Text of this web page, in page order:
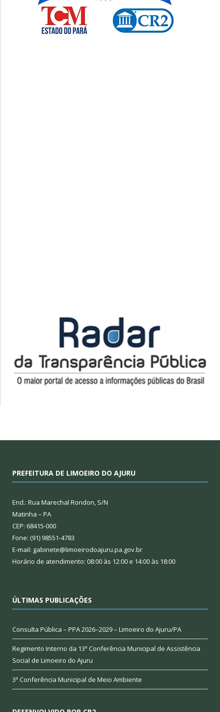
PREFEITURA DE LIMOEIRO DO AJURU
End.: Rua Marechal Rondon, S/N
Matinha – PA
CEP: 68415-000
Fone: (91) 98551-4783
E-mail: gabinete@limoeirodoajuru.pa.gov.br
Horário de atendimento: 08:00 às 12:00 e 14:00 às 18:00
ÚLTIMAS PUBLICAÇÕES
Consulta Pública – PPA 2026–2029 – Limoeiro do Ajuru/PA
Regimento Interno da 13ª Conferência Municipal de Assistência
Social de Limoeiro do Ajuru
3ª Conferência Municipal de Meio Ambiente